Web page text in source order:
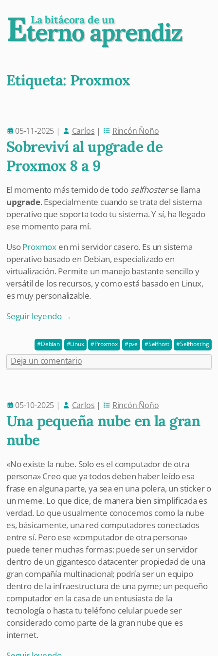
Eterno aprendiz
La bitácora de un
Etiqueta: Proxmox
Post navigation
05-11-2025 | Carlos | Rincón Ñoño
Sobreviví al upgrade de
Proxmox 8 a 9
El momento más temido de todo selfhosterse llama
upgrade. Especialmente cuando se trata del sistema
operativo que soporta todo tu sistema. Y sí, ha llegado
ese momento para mí.
UsoProxmox en mi servidor casero. Es un sistema
operativo basado en Debian, especializado en
virtualización. Permite un manejo bastante sencillo y
versátil de los recursos, y como está basado en Linux,
es muy personalizable.
Seguir leyendo →
Debian Linux Proxmox pve Selfhost Selfhosting
Deja un comentario
05-10-2025 | Carlos | Rincón Ñoño
Una pequeña nube en la gran
nube
«No existe la nube. Solo es el computador de otra
persona» Creo que ya todos deben haber leído esa
frase en alguna parte, ya sea en una polera, un sticker o
un meme. Lo que dice, de manera bien simplificada es
verdad. Lo que usualmente conocemos como la nube
es, básicamente, una red computadores conectados
entre sí. Pero ese «computador de otra persona»
puede tener muchas formas: puede ser un servidor
dentro de un gigantesco datacenter propiedad de una
gran compañía multinacional; podría ser un equipo
dentro de la infraestructura de una pyme; un pequeño
computador en la casa de un entusiasta de la
tecnología o hasta tu teléfono celular puede ser
considerado como parte de la gran nube que es
internet.